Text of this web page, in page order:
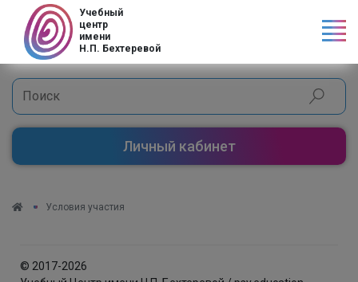
Учебный
центр
имени
Н.П. Бехтеревой
Личный кабинет
Условия участия
© 2017-2026